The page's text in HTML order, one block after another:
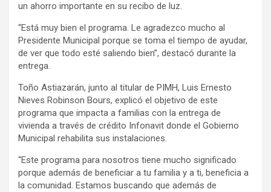
un ahorro importante en su recibo de luz.
“Está muy bien el programa. Le agradezco mucho al
Presidente Municipal porque se toma el tiempo de ayudar,
de ver que todo esté saliendo bien”, destacó durante la
entrega.
Toño Astiazarán, junto al titular de PIMH, Luis Ernesto
Nieves Robinson Bours, explicó el objetivo de este
programa que impacta a familias con la entrega de
vivienda a través de crédito Infonavit donde el Gobierno
Municipal rehabilita sus instalaciones.
“Este programa para nosotros tiene mucho significado
porque además de beneficiar a tu familia y a ti, beneficia a
la comunidad. Estamos buscando que además de